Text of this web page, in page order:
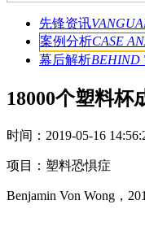
先锋资讯
案例分析CASE
幕后解析BEHIND
18000个塑料杯
时间：2019-05-16
项目：塑料恐惧症
Benjamin Von Wong，